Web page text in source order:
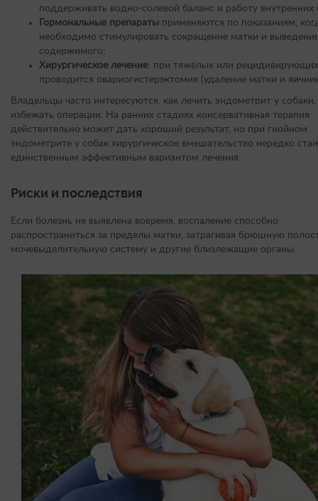
поддерживать водно-солевой баланс и работу внутренних
Гормональные препараты применяются по показаниям,
необходимо стимулировать сокращение матки и
содержимого;
Хирургическое лечение: при тяжёлых или
проводится овариогистерэктомия (удаление матки и
Владельцы часто интересуются, как лечить эндометрит у
избежать операции. На ранних стадиях консервативная терапия
действительно может дать хороший результат, но при гнойном
эндометрите у собак хирургическое вмешательство нередко
единственным эффективным вариантом лечения.
Риски и последствия
Если болезнь не выявлена вовремя, воспаление способно
распространиться за пределы матки, затрагивая брюшную
мочевыделительную систему и другие близлежащие органы.